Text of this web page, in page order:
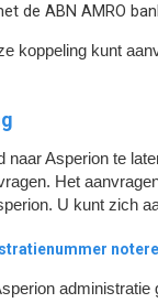
de ABN AMRO
koppeling kunt
Asperion te
Het
U kunt zich